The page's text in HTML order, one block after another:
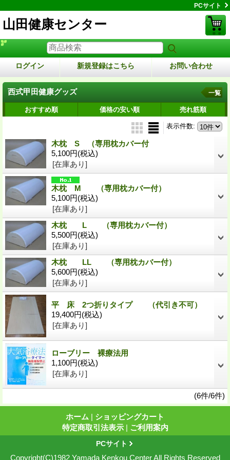
PCサイト
山田健康センター
ログイン 新規登録はこちら お問い合わせ
西式甲田健康グッズ 一覧
おすすめ順 価格の安い順 売れ筋順
表示件数:
木枕 S （専用枕カバー付
5,100円(税込)
[在庫あり]
木枕 M （専用枕カバー付）
5,100円(税込)
[在庫あり]
木枕 L （専用枕カバー付）
5,500円(税込)
[在庫あり]
木枕 LL （専用枕カバー付）
5,600円(税込)
[在庫あり]
平 床 2つ折りタイプ （代引き不可）
19,400円(税込)
[在庫あり]
ローブリー 裸療法用
1,100円(税込)
[在庫あり]
(6件/6件)
ホーム | ショッピングカート
特定商取引法表示 | ご利用案内
PCサイト
Copyright(C)1982 Yamada Kenkou Center All Rights Reserved